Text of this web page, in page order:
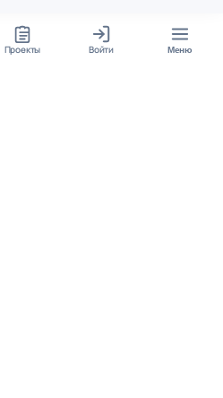
Проекты Войти Меню